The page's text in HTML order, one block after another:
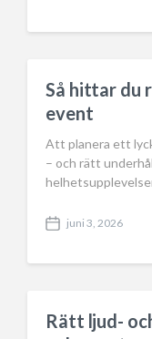
s
a
t
e
Så hittar du
event
Att planera ett
– och rätt
P
s
a
t
juni 3, 2026
Rätt ljud-